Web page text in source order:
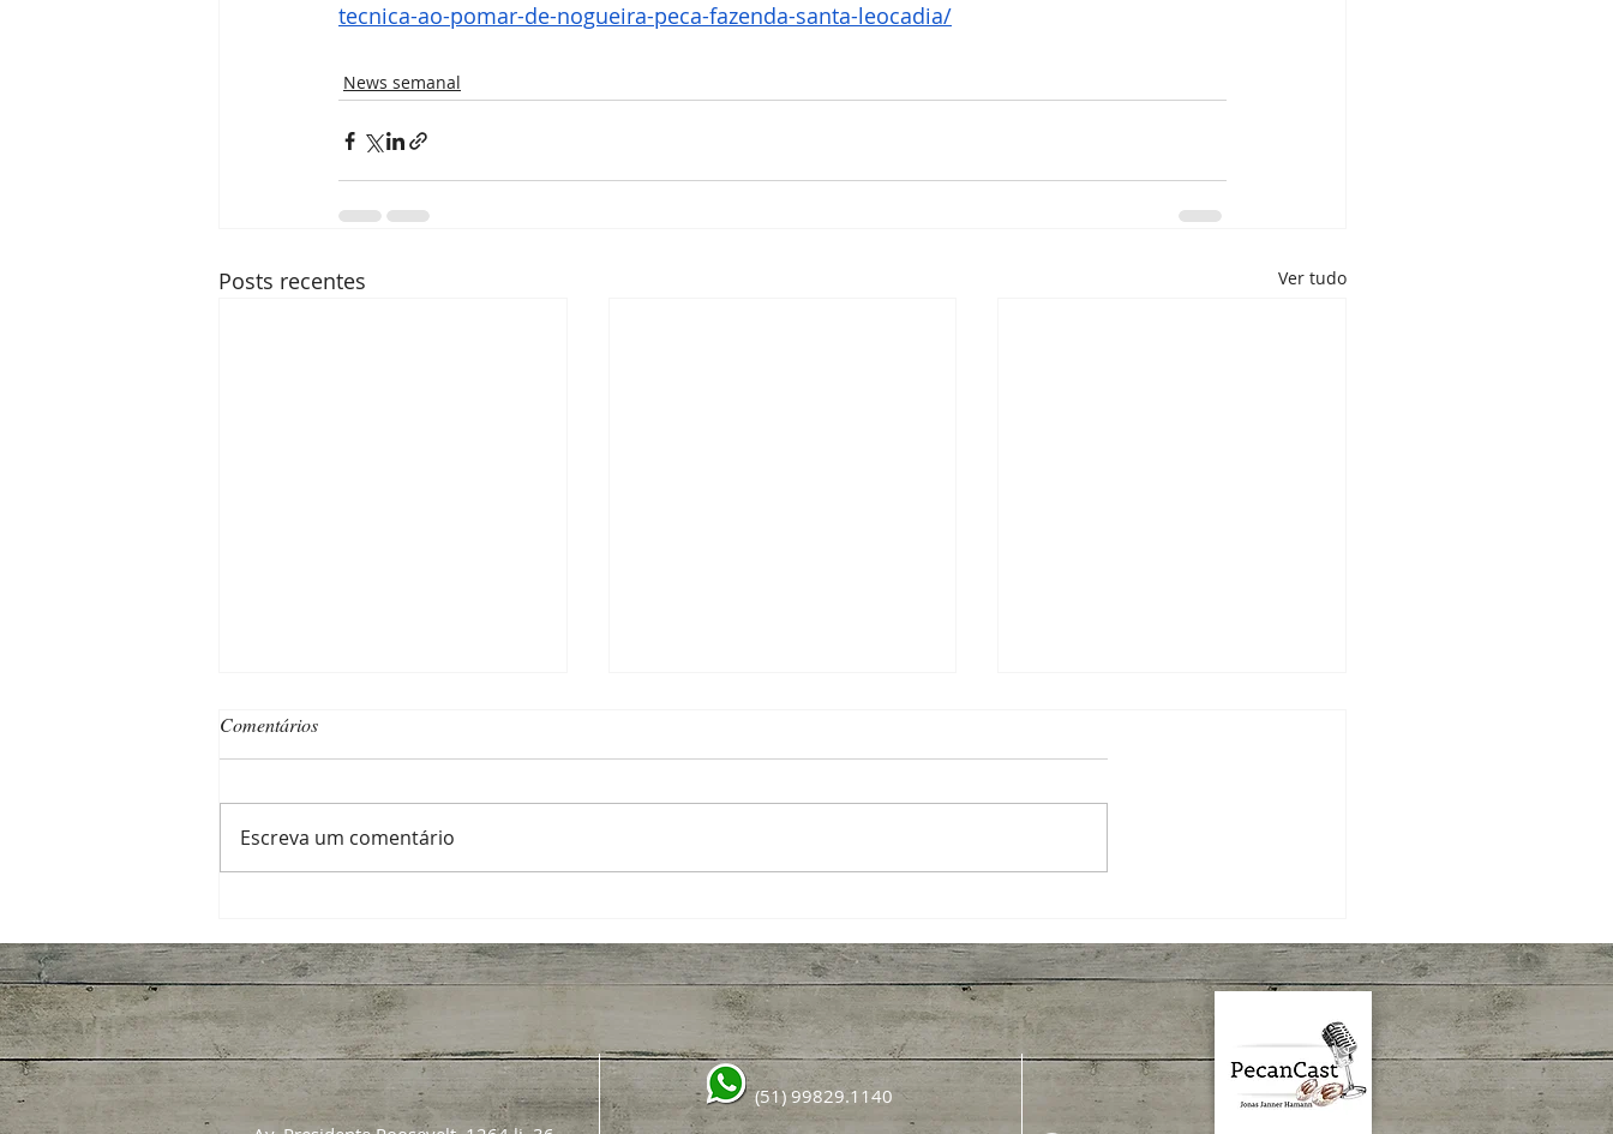
tecnica-ao-pomar-de-nogueira-peca-fazenda-santa-leocadia/
News semanal
Posts recentes Ver tudo
“noz” também!
noz-pecã é tão importante para
o setor?
Comentários
Escreva um comentário
(51) 99829.1140